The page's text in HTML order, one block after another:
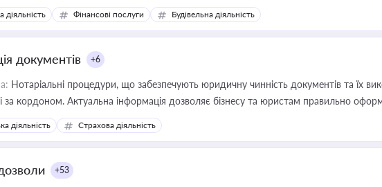
у цій сфері корисне для власника бізнесу, керівника, юриста або бухгалтера під
оренди державного майна, корпоративних угод і перевірки статусу суб'єктів
діяльність Фінансові послуги Будівельна діяльність
документів +6
Нотаріальні процедури, що забезпечують юридичну чинність документів та їх
за кордоном. Актуальна інформація дозволяє бізнесу та юристам правильно
та забезпечувати їх належне прийняття органами влади та контрагентами
діяльність Страхова діяльність
+53